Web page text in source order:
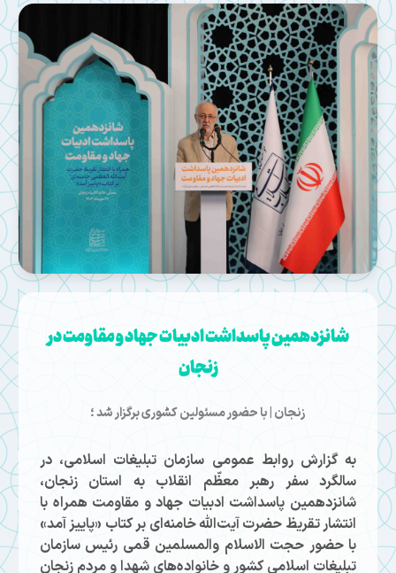
شانزدهمین پاسداشت ادبیات جهاد و مقاومت در
زنجان
زنجان | با حضور مسئولین کشوری برگزار شد ؛
به گزارش روابط عمومی سازمان تبلیغات اسلامی، در
سالگرد سفر رهبر معظّم انقلاب به استان زنجان،
شانزدهمین پاسداشت ادبیات جهاد و مقاومت همراه با
انتشار تقریظ حضرت آیت‌الله خامنه‌ای بر کتاب «پاییز آمد»
با حضور حجت الاسلام والمسلمین قمی رئیس سازمان
تبلیغات اسلامی کشور و خانواده‌های شهدا و مردم زنجان